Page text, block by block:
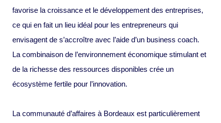
favorise la croissance et le développement des entreprises,
ce qui en fait un lieu idéal pour les entrepreneurs qui
envisagent de s’accroître avec l’aide d’un business coach.
La combinaison de l’environnement économique stimulant et
de la richesse des ressources disponibles crée un
écosystème fertile pour l’innovation.
La communauté d’affaires à Bordeaux est particulièrement